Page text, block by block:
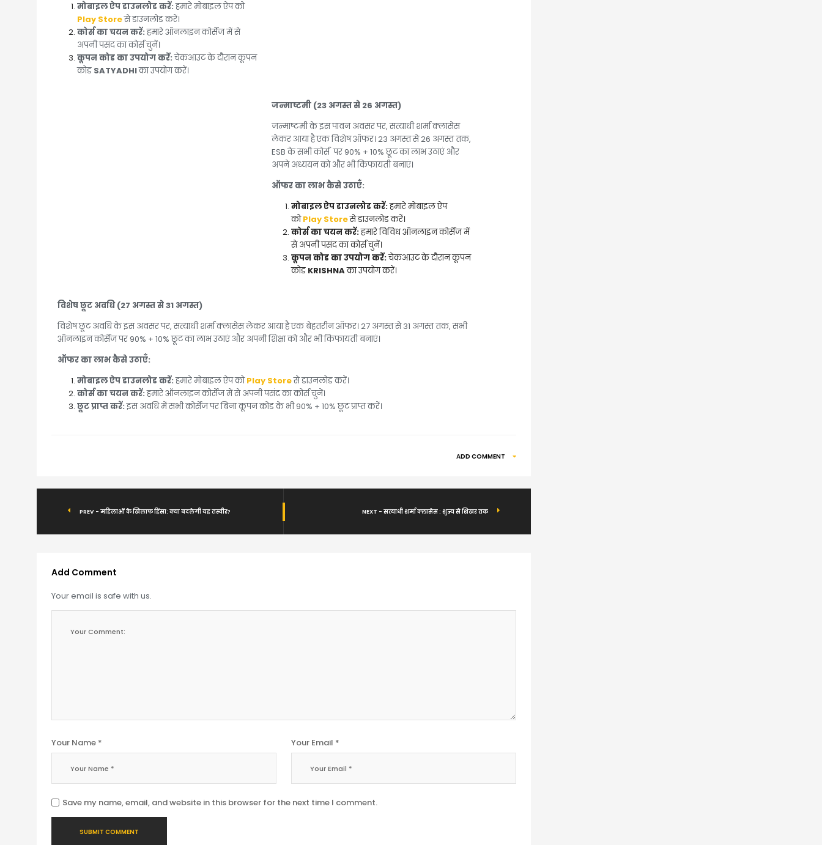
मोबाइल ऐप डाउनलोड करें:हमारे मोबाइल ऐप को
Play Storeसे डाउनलोड करें।
कोर्स का चयन करें:हमारे ऑनलाइन कोर्सेज में से
अपनी पसंद का कोर्स चुनें।
कूपन कोड का उपयोग करें:चेकआउट के दौरान कूपन
कोड SATYADHIका उपयोग करें।
जन्माष्टमी (23 अगस्त से 26 अगस्त)
जन्माष्टमी के इस पावन अवसर पर, सत्याधी शर्मा क्लासेस
लेकर आया है एक विशेष ऑफर। 23 अगस्त से 26 अगस्त तक,
ESB के सभी कोर्स पर 90% + 10% छूट का लाभ उठाएं और
अपने अध्ययन को और भी किफायती बनाएं।
ऑफर का लाभ कैसे उठाएँ:
मोबाइल ऐप डाउनलोड करें:हमारे मोबाइल ऐप
कोPlay Storeसे डाउनलोड करें।
कोर्स का चयन करें:हमारे विविध ऑनलाइन कोर्सेज में
से अपनी पसंद का कोर्स चुनें।
कूपन कोड का उपयोग करें:चेकआउट के दौरान कूपन
कोड KRISHNAका उपयोग करें।
विशेष छूट अवधि (27 अगस्त से 31 अगस्त)
विशेष छूट अवधि के इस अवसर पर, सत्याधी शर्मा क्लासेस लेकर आया है एक बेहतरीन ऑफर। 27 अगस्त से 31 अगस्त तक, सभी
ऑनलाइन कोर्सेज पर 90% + 10% छूट का लाभ उठाएं और अपनी शिक्षा को और भी किफायती बनाएं।
ऑफर का लाभ कैसे उठाएँ:
मोबाइल ऐप डाउनलोड करें:हमारे मोबाइल ऐप कोPlay Storeसे डाउनलोड करें।
कोर्स का चयन करें:हमारे ऑनलाइन कोर्सेज में से अपनी पसंद का कोर्स चुनें।
छूट प्राप्त करें:इस अवधि में सभी कोर्सेज पर बिना कूपन कोड के भी 90% + 10% छूट प्राप्त करें।
ADD COMMENT
PREV - महिलाओं के खिलाफ हिंसा: क्या बदलेगी यह तस्वीर? NEXT - सत्याधी शर्मा क्लासेस : शुन्य से शिखर तक
Add Comment
Your email is safe with us.
Your Name * Your Email *
Save my name, email, and website in this browser for the next time I comment.